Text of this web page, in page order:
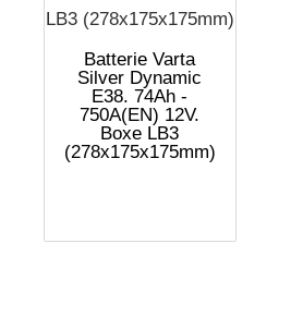
Batterie Varta
Silver Dynamic
E38. 74Ah -
750A(EN) 12V.
Boxe LB3
(278x175x175mm)